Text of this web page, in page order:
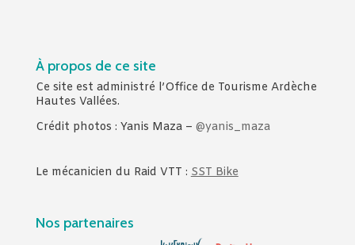
À propos de ce site
Ce site est administré l’Office de Tourisme Ardèche
Hautes Vallées.
Crédit photos : Yanis Maza – @yanis_maza
Le mécanicien du Raid VTT :SST Bike
Nos partenaires